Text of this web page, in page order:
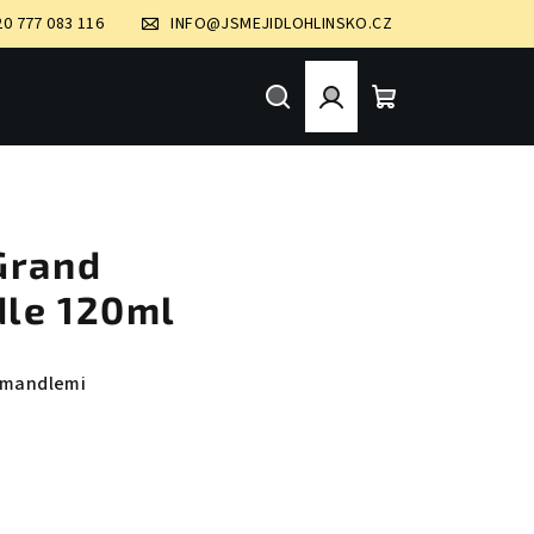
777 083 116 INFO@JSMEJIDLOHLINSKO.CZ
HledatPřihlášení
120ml